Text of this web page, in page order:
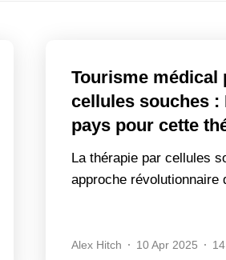
Tourisme médical
cellules souches :
pays pour cette
La thérapie par cellules
approche
Alex Hitch 10 Apr 2025